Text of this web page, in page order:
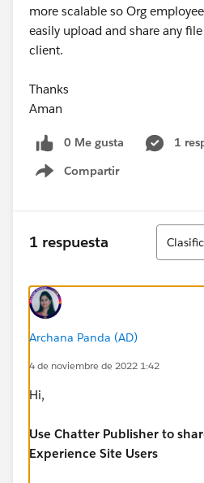
more scalable so Org
easily upload and share any
client.
Thanks
Aman
0 Me gusta
1
Compartir
Show menu
1 respuesta
Ordenar
Archana Panda (AD)
4 de noviembre de 2022 1:42
Hi,
Use Chatter Publisher to
Experience Site Users